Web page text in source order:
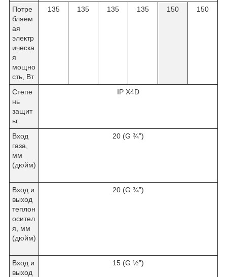
Потре
бляем
ая
электр
ическа
я
мощно
сть, Вт
135 135 135 135 150 150
Степе
нь
защит
ы
IP X4D
Вход
газа,
мм
(дюйм)
20 (G ¾”)
Вход и
выход
теплон
осител
я, мм
(дюйм)
20 (G ¾”)
Вход и
выход
15 (G ½”)